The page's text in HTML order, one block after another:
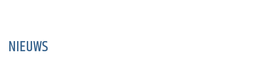
NIEUWS